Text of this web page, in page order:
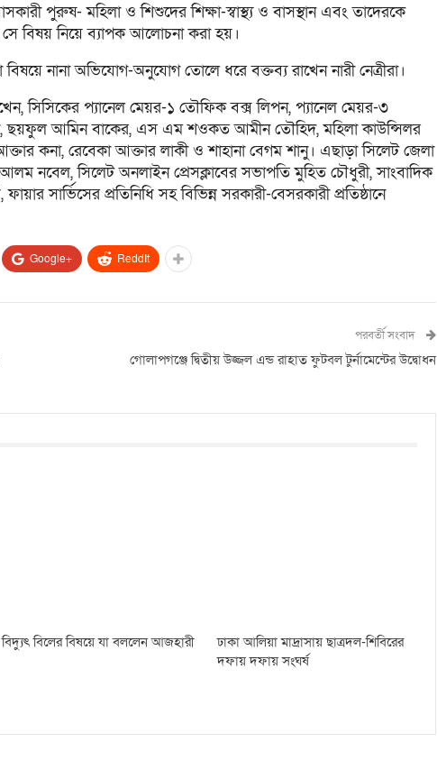
পুরুষ- মহিলা ও শিশুদের শিক্ষা-স্বাস্থ্য ও বাসস্থান এবং তাদেরকে
সে বিষয় নিয়ে ব্যাপক আলোচনা করা হয়।
বিষয়ে নানা অভিযোগ-অনুযোগ তোলে ধরে বক্তব্য রাখেন নারী নেত্রীরা।
সিসিকের প্যানেল মেয়র-১ তৌফিক বক্স লিপন, প্যানেল মেয়র-৩
ছয়ফুল আমিন বাকের, এস এম শওকত আমীন তৌহিদ, মহিলা কাউন্সিলর
কনা, রেবেকা আক্তার লাকী ও শাহানা বেগম শানু। এছাড়া সিলেট জেলা
আলম নবেল, সিলেট অনলাইন প্রেসক্লাবের সভাপতি মুহিত চৌধুরী, সাংবাদিক
সার্ভিসের প্রতিনিধি সহ বিভিন্ন সরকারী-বেসরকারী প্রতিষ্ঠানে
Google+ ReddIt
পরবর্তী সংবাদ
গোলাপগঞ্জে দ্বিতীয় উজ্জল এন্ড রাহাত ফুটবল টুর্নামেন্টের উদ্বোধন
বিদ্যুৎ বিলের বিষয়ে যা বললেন আজহারী
ঢাকা আলিয়া মাদ্রাসায় ছাত্রদল-শিবিরের
দফায় দফায় সংঘর্ষ